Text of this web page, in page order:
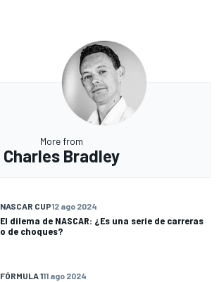
More from
Charles Bradley
NASCAR CUP12 ago 2024
El dilema de NASCAR: ¿Es una serie de carreras
o de choques?
FÓRMULA 111 ago 2024